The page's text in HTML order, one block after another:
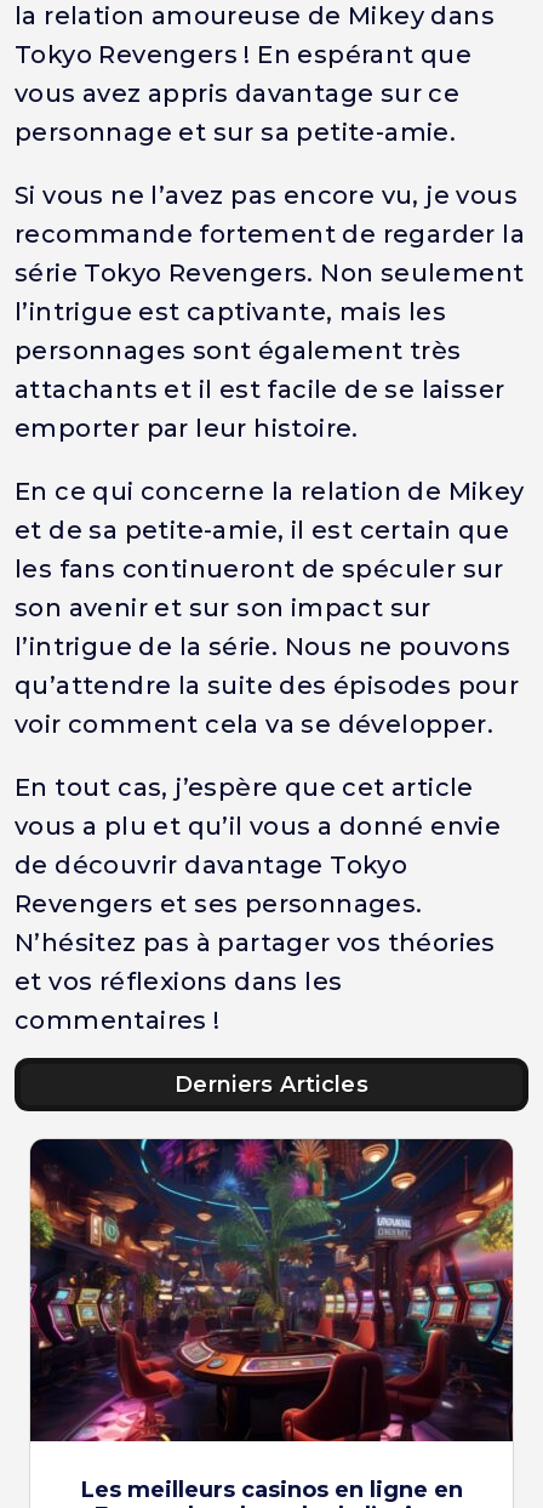
la relation amoureuse de Mikey dans
Tokyo Revengers ! En espérant que
vous avez appris davantage sur ce
personnage et sur sa petite-amie.
Si vous ne l’avez pas encore vu, je vous
recommande fortement de regarder la
série Tokyo Revengers. Non seulement
l’intrigue est captivante, mais les
personnages sont également très
attachants et il est facile de se laisser
emporter par leur histoire.
En ce qui concerne la relation de Mikey
et de sa petite-amie, il est certain que
les fans continueront de spéculer sur
son avenir et sur son impact sur
l’intrigue de la série. Nous ne pouvons
qu’attendre la suite des épisodes pour
voir comment cela va se développer.
En tout cas, j’espère que cet article
vous a plu et qu’il vous a donné envie
de découvrir davantage Tokyo
Revengers et ses personnages.
N’hésitez pas à partager vos théories
et vos réflexions dans les
commentaires !
Derniers Articles
Les meilleurs casinos en ligne en